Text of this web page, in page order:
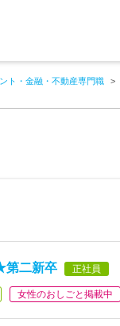
ト・金融・不動産専門職
第二新卒 正社員
女性のおしごと掲載中